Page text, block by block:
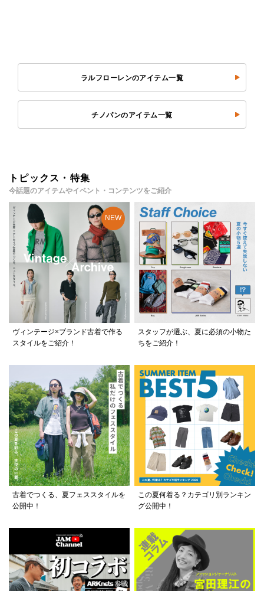
ラルフローレンのアイテム一覧
チノパンのアイテム一覧
トピックス・特集
今話題のアイテムやイベント・コンテンツをご紹介
ヴィンテージ×ブランド古着で作る
スタイルをご紹介！
スタッフが選ぶ、夏に必須の小物た
ちをご紹介！
古着でつくる、夏フェススタイルを
公開中！
この夏何着る？カテゴリ別ランキン
グ公開中！